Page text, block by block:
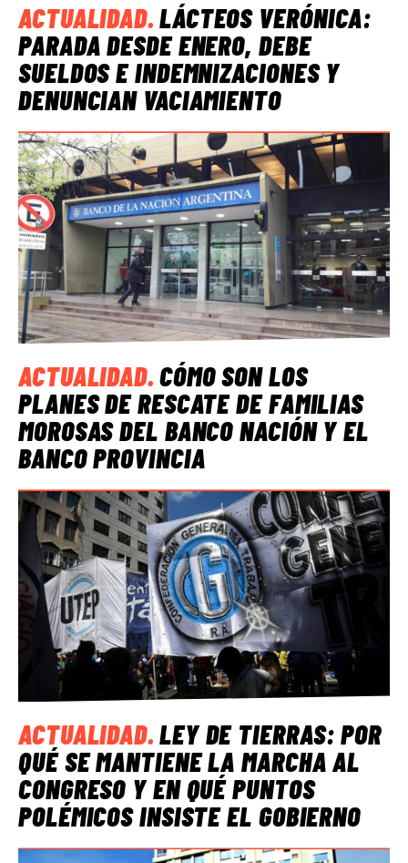
ACTUALIDAD.LÁCTEOS VERÓNICA:
PARADA DESDE ENERO, DEBE
SUELDOS E INDEMNIZACIONES Y
DENUNCIAN VACIAMIENTO
ACTUALIDAD.CÓMO SON LOS
PLANES DE RESCATE DE FAMILIAS
MOROSAS DEL BANCO NACIÓN Y EL
BANCO PROVINCIA
ACTUALIDAD.LEY DE TIERRAS: POR
QUÉ SE MANTIENE LA MARCHA AL
CONGRESO Y EN QUÉ PUNTOS
POLÉMICOS INSISTE EL GOBIERNO